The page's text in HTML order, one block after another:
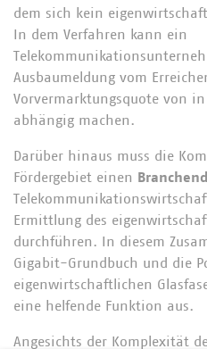
dem sich kein
In dem Verfahren kann ein
Ausbaumeldung vom
Vorvermarktungsquote von
abhängig machen.
Darüber hinaus muss die
Fördergebiet einen
Ermittlung des
durchführen. In diesem
Gigabit-Grundbuch und die
eigenwirtschaftlichen
eine helfende Funktion aus.
Angesichts der Komplexität